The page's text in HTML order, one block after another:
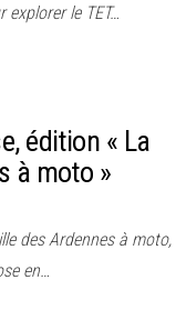
le TET…
édition « La
à moto »
des Ardennes à moto,
en…